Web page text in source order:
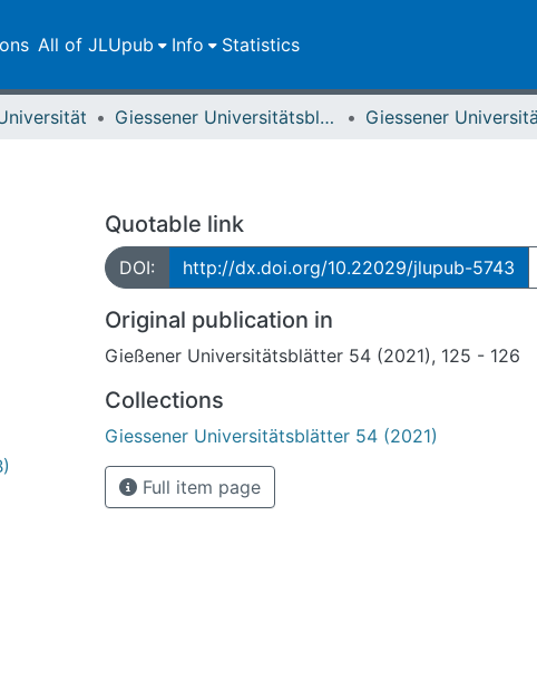
All of JLUpub Info Statistics
Giessener Universitätsblätter
Quotable link
DOI: http://dx.doi.org/10.22029/jlupub-5743
Original publication in
Gießener Universitätsblätter 54 (2021), 125 - 126
Collections
Giessener Universitätsblätter 54 (2021)
Full item page